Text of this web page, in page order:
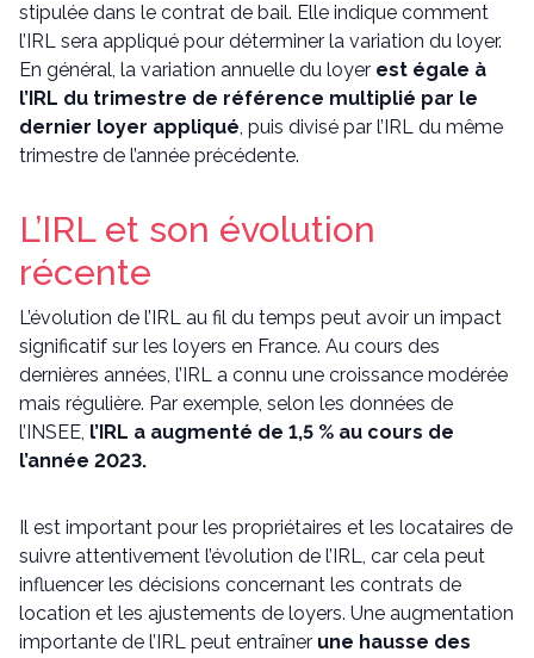
stipulée dans le contrat de bail. Elle indique comment
l’IRL sera appliqué pour déterminer la variation du loyer.
En général, la variation annuelle du loyer est égale à
l’IRL du trimestre de référence multiplié par le
dernier loyer appliqué, puis divisé par l’IRL du même
trimestre de l’année précédente.
L’IRL et son évolution
récente
L’évolution de l’IRL au fil du temps peut avoir un impact
significatif sur les loyers en France. Au cours des
dernières années, l’IRL a connu une croissance modérée
mais régulière. Par exemple, selon les données de
l’INSEE, l’IRL a augmenté de 1,5 % au cours de
l’année 2023.
Il est important pour les propriétaires et les locataires de
suivre attentivement l’évolution de l’IRL, car cela peut
influencer les décisions concernant les contrats de
location et les ajustements de loyers. Une augmentation
importante de l’IRL peut entraîner une hausse des